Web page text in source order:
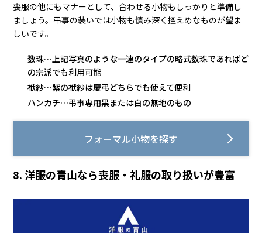
喪服の他にもマナーとして、合わせる小物もしっかりと準備し
ましょう。弔事の装いでは小物も慎み深く控えめなものが望ま
しいです。
数珠…上記写真のような一連のタイプの略式数珠であればど
の宗派でも利用可能
袱紗…紫の袱紗は慶弔どちらでも使えて便利
ハンカチ…弔事専用黒または白の無地のもの
フォーマル小物を探す
8. 洋服の青山なら喪服・礼服の取り扱いが豊富